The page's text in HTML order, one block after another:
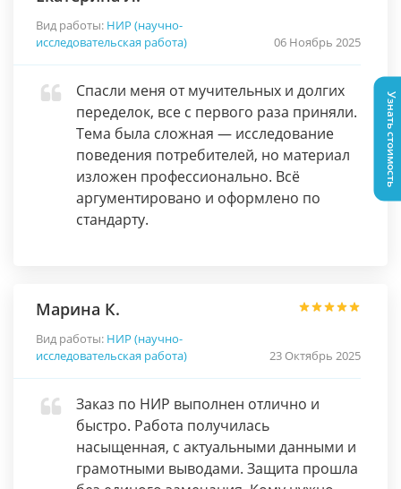
Вид работы: НИР (научно-
исследовательская работа)
06 Ноябрь 2025
Спасли меня от мучительных и долгих
переделок, все с первого раза приняли.
Тема была сложная — исследование
поведения потребителей, но материал
изложен профессионально. Всё
аргументировано и оформлено по
стандарту.
Марина К.
Вид работы: НИР (научно-
исследовательская работа)
23 Октябрь 2025
Заказ по НИР выполнен отлично и
быстро. Работа получилась
насыщенная, с актуальными данными и
грамотными выводами. Защита прошла
Узнать стоимость